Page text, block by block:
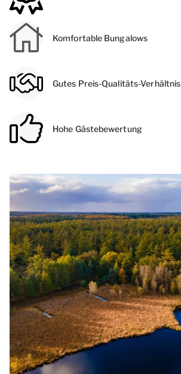
Komfortable Bungalows
Gutes Preis-Qualitäts-Verhältnis
Hohe Gästebewertung